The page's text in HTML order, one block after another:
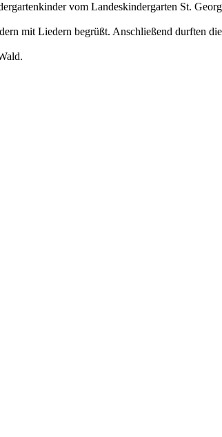
vom Landeskindergarten St.
mit Liedern begrüßt. Anschließend durften